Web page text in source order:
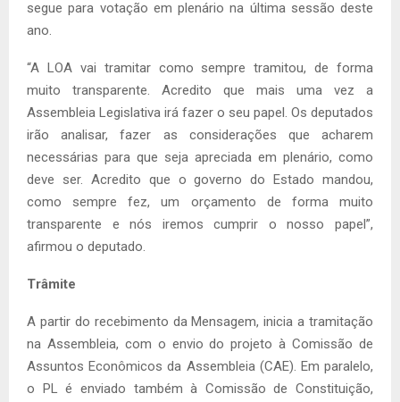
segue para votação em plenário na última sessão deste
ano.
“A LOA vai tramitar como sempre tramitou, de forma
muito transparente. Acredito que mais uma vez a
Assembleia Legislativa irá fazer o seu papel. Os deputados
irão analisar, fazer as considerações que acharem
necessárias para que seja apreciada em plenário, como
deve ser. Acredito que o governo do Estado mandou,
como sempre fez, um orçamento de forma muito
transparente e nós iremos cumprir o nosso papel”,
afirmou o deputado.
Trâmite
A partir do recebimento da Mensagem, inicia a tramitação
na Assembleia, com o envio do projeto à Comissão de
Assuntos Econômicos da Assembleia (CAE). Em paralelo,
o PL é enviado também à Comissão de Constituição,